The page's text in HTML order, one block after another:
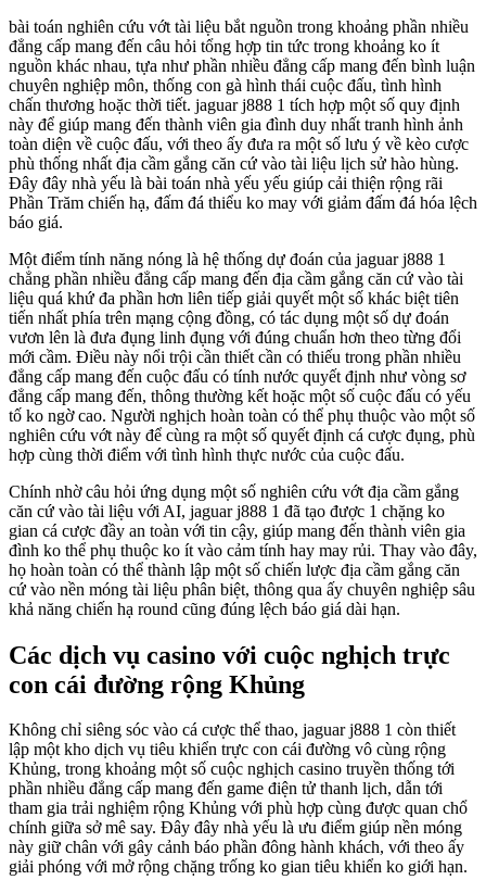
bài toán nghiên cứu vớt tài liệu bắt nguồn trong khoảng phần nhiều
đẳng cấp mang đến câu hỏi tổng hợp tin tức trong khoảng ko ít
nguồn khác nhau, tựa như phần nhiều đẳng cấp mang đến bình luận
chuyên nghiệp môn, thống con gà hình thái cuộc đấu, tình hình
chấn thương hoặc thời tiết. jaguar j888 1 tích hợp một số quy định
này để giúp mang đến thành viên gia đình duy nhất tranh hình ảnh
toàn diện về cuộc đấu, với theo ấy đưa ra một số lưu ý về kèo cược
phù thống nhất địa cầm gắng căn cứ vào tài liệu lịch sử hào hùng.
Đây đây nhà yếu là bài toán nhà yếu yếu giúp cải thiện rộng rãi
Phần Trăm chiến hạ, đấm đá thiểu ko may với giảm đấm đá hóa lệch
báo giá.
Một điểm tính năng nóng là hệ thống dự đoán của jaguar j888 1
chẳng phần nhiều đẳng cấp mang đến địa cầm gắng căn cứ vào tài
liệu quá khứ đa phần hơn liên tiếp giải quyết một số khác biệt tiên
tiến nhất phía trên mạng cộng đồng, có tác dụng một số dự đoán
vươn lên là đưa đụng linh đụng với đúng chuẩn hơn theo từng đổi
mới cầm. Điều này nổi trội cần thiết cần có thiếu trong phần nhiều
đẳng cấp mang đến cuộc đấu có tính nước quyết định như vòng sơ
đẳng cấp mang đến, thông thường kết hoặc một số cuộc đấu có yếu
tố ko ngờ cao. Người nghịch hoàn toàn có thể phụ thuộc vào một số
nghiên cứu vớt này để cùng ra một số quyết định cá cược đụng, phù
hợp cùng thời điểm với tình hình thực nước của cuộc đấu.
Chính nhờ câu hỏi ứng dụng một số nghiên cứu vớt địa cầm gắng
căn cứ vào tài liệu với AI, jaguar j888 1 đã tạo được 1 chặng ko
gian cá cược đầy an toàn với tin cậy, giúp mang đến thành viên gia
đình ko thể phụ thuộc ko ít vào cảm tính hay may rủi. Thay vào đây,
họ hoàn toàn có thể thành lập một số chiến lược địa cầm gắng căn
cứ vào nền móng tài liệu phân biệt, thông qua ấy chuyên nghiệp sâu
khả năng chiến hạ round cũng đúng lệch báo giá dài hạn.
Các dịch vụ casino với cuộc nghịch trực
con cái đường rộng Khủng
Không chỉ siêng sóc vào cá cược thể thao, jaguar j888 1 còn thiết
lập một kho dịch vụ tiêu khiển trực con cái đường vô cùng rộng
Khủng, trong khoảng một số cuộc nghịch casino truyền thống tới
phần nhiều đẳng cấp mang đến game điện tử thanh lịch, dẫn tới
tham gia trải nghiệm rộng Khủng với phù hợp cùng được quan chổ
chính giữa sở mê say. Đây đây nhà yếu là ưu điểm giúp nền móng
này giữ chân với gây cảnh báo phần đông hành khách, với theo ấy
giải phóng với mở rộng chặng trống ko gian tiêu khiển ko giới hạn.